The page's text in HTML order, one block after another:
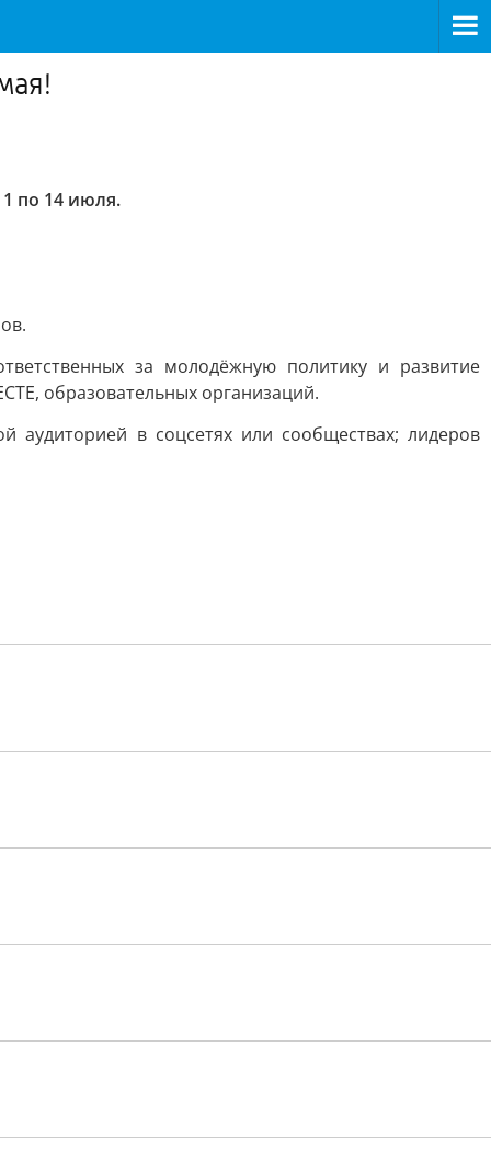
1 по 14 июля.
за молодёжную политику и развитие
образовательных организаций.
в соцсетях или сообществах; лидеров